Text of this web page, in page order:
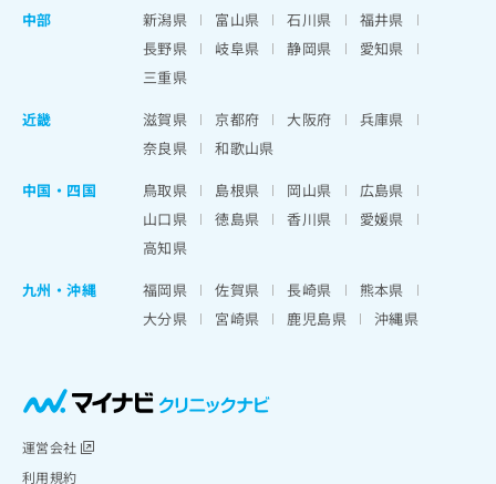
中部
新潟県 富山県 石川県
福井県
長野県
岐阜県 静岡県
愛知県
三重県
近畿
滋賀県 京都府 大阪府
兵庫県
奈良県
和歌山県
中国・四国
鳥取県 島根県 岡山県
広島県
山口県
徳島県 香川県
愛媛県
高知県
九州・沖縄
福岡県 佐賀県 長崎県
熊本県
大分県
宮崎県 鹿児島県 沖縄県
運営会社
利用規約